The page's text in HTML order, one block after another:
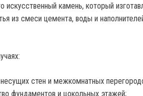
искусственный камень, который
из смеси цемента, воды и
стен и межкомнатных
фундаментов и цокольных этажей;